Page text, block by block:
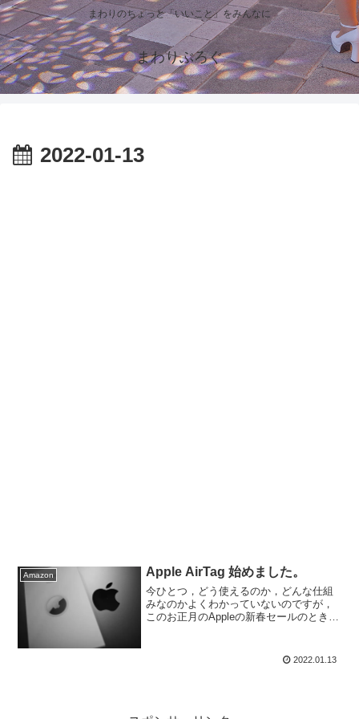
まわりのちょっと「いいこと」をみんなに
まわりぶろぐ
2022-01-13
Amazon Apple AirTag 始めました。
今ひとつ，どう使えるのか，どんな仕組
みなのかよくわかっていないのですが，
このお正月のAppleの新春セールのとき
長」なので，1個買うより，4個くらいは
2022.01.13